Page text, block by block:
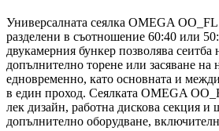
Универсалната сеялка OMEGA
разделени в съотношение 60:40 или
двукамерния бункер позволява сеитба
допълнително торене или засяване на
едновременно, като основната и
в един проход. Сеялката OMEGA
лек дизайн, работна дискова секция и
допълнително оборудване,